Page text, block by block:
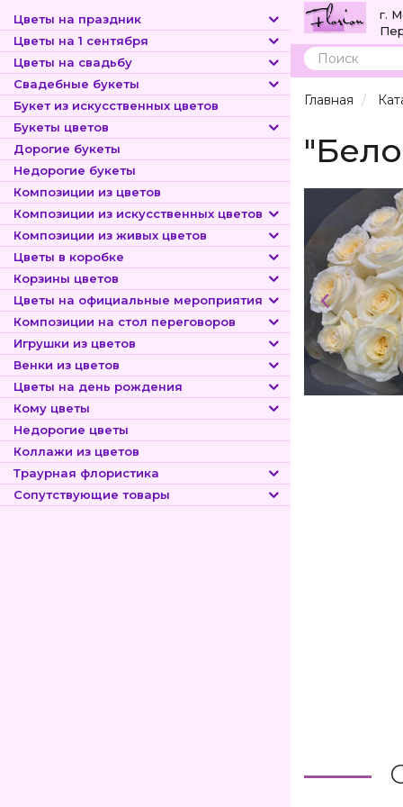
Цветы на праздник
Цветы на 1 сентября
Цветы на свадьбу
Свадебные букеты
Букет из искусственных цветов
Букеты цветов
Дорогие букеты
Недорогие букеты
Композиции из цветов
Композиции из искусственных цветов
Композиции из живых цветов
Цветы в коробке
Корзины цветов
Цветы на официальные мероприятия
Композиции на стол переговоров
Игрушки из цветов
Венки из цветов
Цветы на день рождения
Кому цветы
Недорогие цветы
Коллажи из цветов
Траурная флористика
Сопутствующие товары
г.
Поиск
Главная